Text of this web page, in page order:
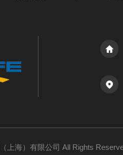
上海）有限公司 All Rights